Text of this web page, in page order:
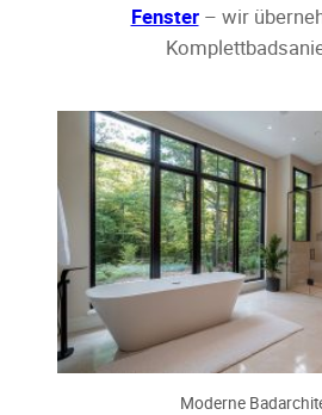
Fenster– wir
Moderne